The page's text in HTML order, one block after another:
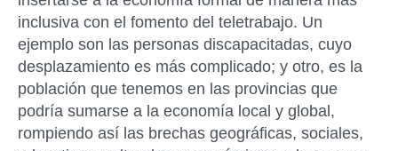
inclusiva con el fomento del teletrabajo. Un
ejemplo son las personas discapacitadas, cuyo
desplazamiento es más complicado; y otro, es la
población que tenemos en las provincias que
podría sumarse a la economía local y global,
rompiendo así las brechas geográficas, sociales,